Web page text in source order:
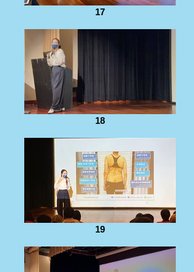
17
18
19